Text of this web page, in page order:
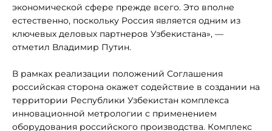
экономической сфере прежде всего. Это вполне
естественно, поскольку Россия является одним из
ключевых деловых партнеров Узбекистана», —
отметил Владимир Путин.
В рамках реализации положений Соглашения
российская сторона окажет содействие в создании на
территории Республики Узбекистан комплекса
инновационной метрологии с применением
оборудования российского производства. Комплекс